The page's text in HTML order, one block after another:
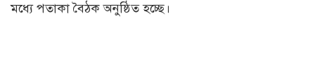
মধ্যে পতাকা বৈঠক অনুষ্ঠিত হচ্ছে।